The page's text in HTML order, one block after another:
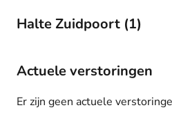
Halte Zuidpoort (1)
Actuele verstoringen
Er zijn geen actuele